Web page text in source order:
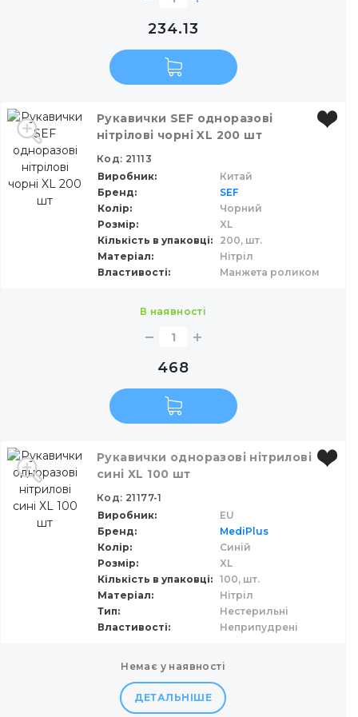
234.13
Рукавички SEF одноразові
нітрілові чорні XL 200 шт
Код: 21113
Виробник
Китай
Бренд
SEF
Колір
Чорний
Розмір
XL
Кількість в упаковці
200, шт.
Матеріал
Нітріл
Властивості
Манжета роликом
в наявності
468
Рукавички одноразові нітрилові
сині ХL 100 шт
Код: 21177-1
Виробник
EU
Бренд
MediPlus
Колір
Синій
Розмір
XL
Кількість в упаковці
100, шт.
Матеріал
Нітріл
Тип
Нестерильні
Властивості
Неприпудрені
немає у наявності
ДЕТАЛЬНІШЕ